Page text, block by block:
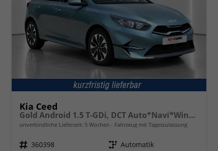
Kia Ceed
Gold Android 1.5 T-GDi, DCT Auto*Navi*WinterPak*Klimaauto*16"*Kamera*PrivacyGlas*
unverbindliche Lieferzeit: 5 Wochen Fahrzeug mit Tageszulassung
Fahrzeugnr. 360398 Getriebe Automatik